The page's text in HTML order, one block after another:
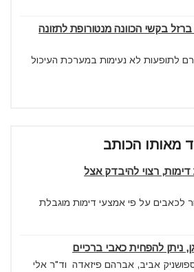
בקשי הכוונה מנטורופת לתזונה
לתופעות לא נעימות במערכת העיכול
מאותו הכותב
רצוי להיבדק אצל
לכאבים על פי אמצעי דימות מוגבלת
ניתן להפחית כאבי ברכיים
אביב, אברהם פיזאדה וד"ר אלי